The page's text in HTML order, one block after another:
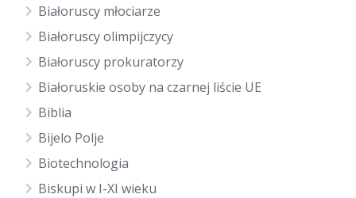
Białoruscy młociarze
Białoruscy olimpijczycy
Białoruscy prokuratorzy
Białoruskie osoby na czarnej liście UE
Biblia
Bijelo Polje
Biotechnologia
Biskupi w I-XI wieku